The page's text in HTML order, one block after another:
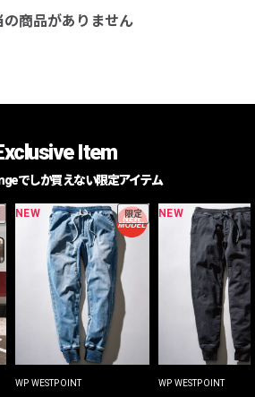
の商品がありません
Item
でしか買えない限定アイテム
NEW 限定
WP WESTPOINT
NEW
WP WESTPOINT